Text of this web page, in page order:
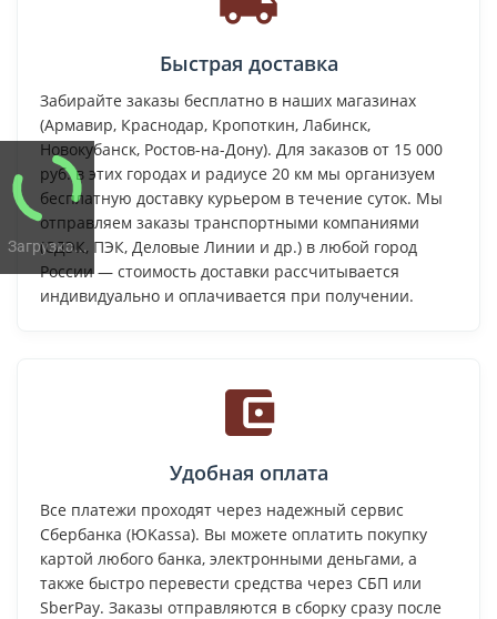
Загрузка...
Быстрая доставка
Забирайте заказы бесплатно в наших магазинах
(Армавир, Краснодар, Кропоткин, Лабинск,
Новокубанск, Ростов-на-Дону). Для заказов от 15 000
руб. в этих городах и радиусе 20 км мы организуем
бесплатную доставку курьером в течение суток. Мы
отправляем заказы транспортными компаниями
(СДЭК, ПЭК, Деловые Линии и др.) в любой город
России — стоимость доставки рассчитывается
индивидуально и оплачивается при получении.
Удобная оплата
Все платежи проходят через надежный сервис
Сбербанка (ЮKassa). Вы можете оплатить покупку
картой любого банка, электронными деньгами, а
также быстро перевести средства через СБП или
SberPay. Заказы отправляются в сборку сразу после